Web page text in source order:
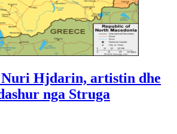
Hjdarin, artistin dhe
nga Struga